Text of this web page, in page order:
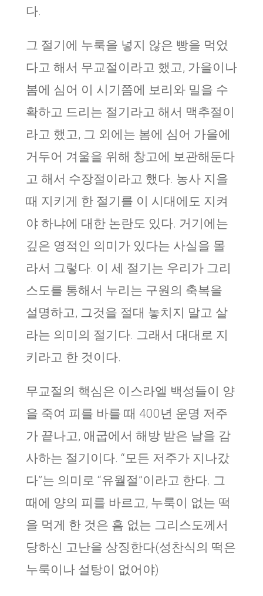
다.
그 절기에 누룩을 넣지 않은 빵을 먹었
다고 해서 무교절이라고 했고, 가을이나
봄에 심어 이 시기쯤에 보리와 밀을 수
확하고 드리는 절기라고 해서 맥추절이
라고 했고, 그 외에는 봄에 심어 가을에
거두어 겨울을 위해 창고에 보관해둔다
고 해서 수장절이라고 했다. 농사 지을
때 지키게 한 절기를 이 시대에도 지켜
야 하냐에 대한 논란도 있다. 거기에는
깊은 영적인 의미가 있다는 사실을 몰
라서 그렇다. 이 세 절기는 우리가 그리
스도를 통해서 누리는 구원의 축복을
설명하고, 그것을 절대 놓치지 말고 살
라는 의미의 절기다. 그래서 대대로 지
키라고 한 것이다.
무교절의 핵심은 이스라엘 백성들이 양
을 죽여 피를 바를 때 400년 운명 저주
가 끝나고, 애굽에서 해방 받은 날을 감
사하는 절기이다. “모든 저주가 지나갔
다”는 의미로 “유월절”이라고 한다. 그
때에 양의 피를 바르고, 누룩이 없는 떡
을 먹게 한 것은 흠 없는 그리스도께서
당하신 고난을 상징한다(성찬식의 떡은
누룩이나 설탕이 없어야)